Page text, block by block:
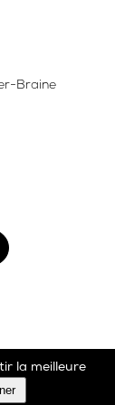
Braine
la meilleure